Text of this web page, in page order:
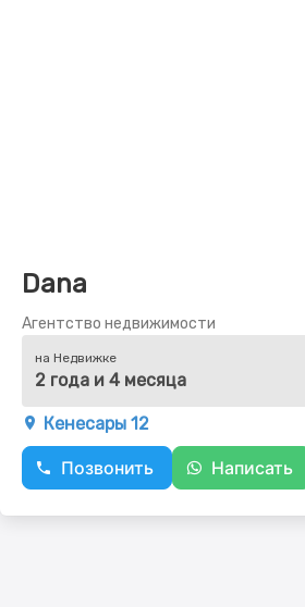
Dana
Агентство недвижимости
на Недвижке
2 года и 4 месяца
Кенесары 12
Позвонить Написать